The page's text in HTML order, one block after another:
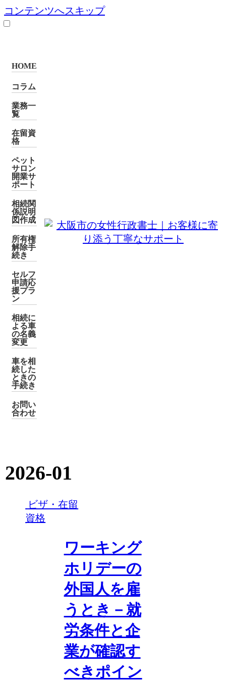
コンテンツへスキップ
HOME
コラム
業務一
覧
在留資
格
ペット
サロン
開業サ
ポート
相続関
係説明
図作成
所有権
解除手
続き
セルフ
申請応
援プラ
ン
相続に
よる車
の名義
変更
車を相
続した
ときの
手続き
お問い
合わせ
2026-01
ビザ・在留
資格
ワーキング
ホリデーの
外国人を雇
うとき－就
労条件と企
業が確認す
べきポイン